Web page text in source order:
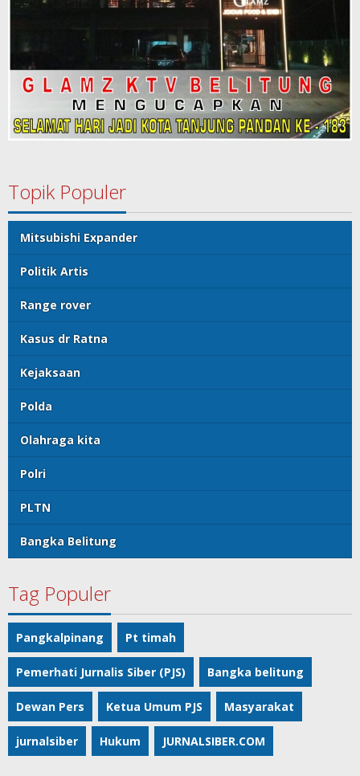
Topik Populer
Mitsubishi Expander
Politik Artis
Range rover
Kasus dr Ratna
Kejaksaan
Polda
Olahraga kita
Polri
PLTN
Bangka Belitung
Tag Populer
Pangkalpinang Pt timah
Pemerhati Jurnalis Siber (PJS) Bangka belitung
Dewan Pers Ketua Umum PJS Masyarakat
jurnalsiber Hukum JURNALSIBER.COM